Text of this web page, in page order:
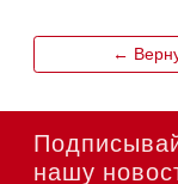
←
нашу